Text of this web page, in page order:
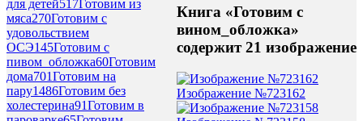
для детей517Готовим из
мяса270Готовим с
удовольствием
ОСЭ145Готовим с
пивом_обложка60Готовим
дома701Готовим на
пару1486Готовим без
холестерина91Готовим в
Книга «Готовим с
вином_обложка»
содержит 21 изображение
Изображение №723162